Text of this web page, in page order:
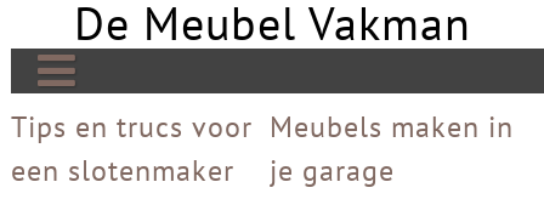
content
De Meubel Vakman
De Meubel Vakman | Meer over design
Banken
Tips en trucs voor
een slotenmaker
Meubels maken in
je garage